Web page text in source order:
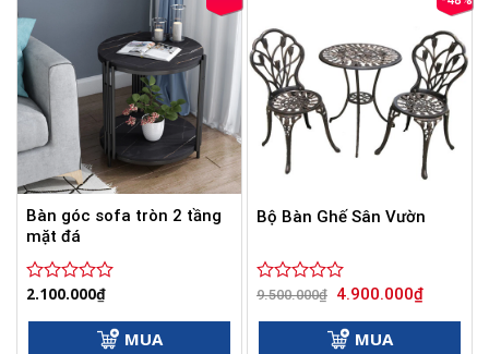
Bàn góc sofa tròn 2 tầng
mặt đá
Được
2.100.000₫
MUA
Bộ Bàn Ghế Sân Vườn
Được
9.500.000₫ Giá
gốc
là:
9.500.000₫.
4.900.000₫Giá
hiện
tại
MUA